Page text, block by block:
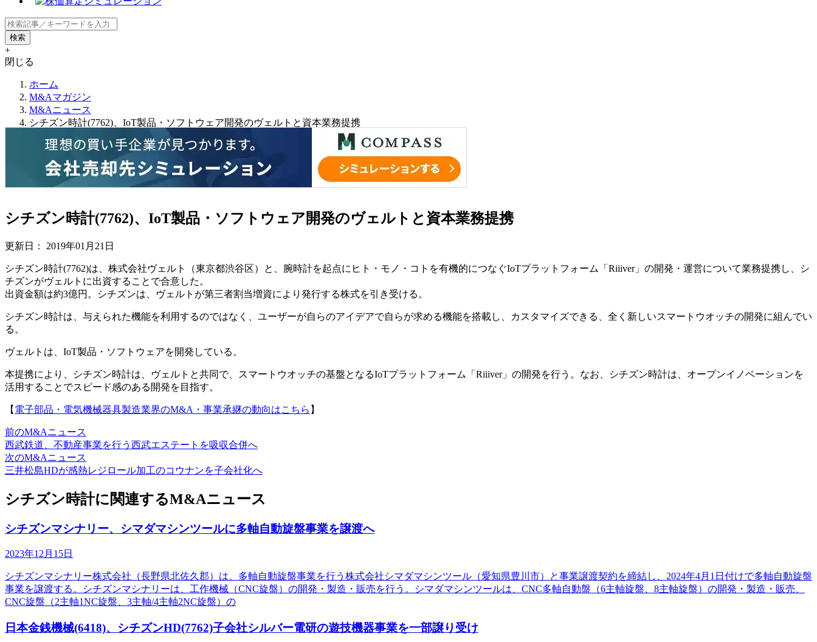
+
閉じる
ホーム
M&Aマガジン
M&Aニュース
シチズン時計(7762)、IoT製品・ソフトウェア開発のヴェルトと資本業務提携
シチズン時計(7762)、IoT製品・ソフトウェア開発のヴェルトと資本業務提携
更新日： 2019年01月21日
シチズン時計(7762)は、株式会社ヴェルト（東京都渋谷区）と、腕時計を起点にヒト・モノ・コトを有機的につなぐIoTプラットフォーム「Riiiver」の開発・運営について業務提携し、シ
チズンがヴェルトに出資することで合意した。
出資金額は約3億円。シチズンは、ヴェルトが第三者割当増資により発行する株式を引き受ける。
シチズン時計は、与えられた機能を利用するのではなく、ユーザーが自らのアイデアで自らが求める機能を搭載し、カスタマイズできる、全く新しいスマートウオッチの開発に組んでい
る。
ヴェルトは、IoT製品・ソフトウェアを開発している。
本提携により、シチズン時計は、ヴェルトと共同で、スマートウオッチの基盤となるIoTプラットフォーム「Riiiver」の開発を行う。なお、シチズン時計は、オープンイノベーションを
活用することでスピード感のある開発を目指す。
【 電子部品・電気機械器具製造業界のM&A・事業承継の動向はこちら 】
前のM&Aニュース
西武鉄道、不動産事業を行う西武エステートを吸収合併へ
次のM&Aニュース
三井松島HDが感熱レジロール加工のコウナンを子会社化へ
シチズン時計に関連するM&Aニュース
シチズンマシナリー、シマダマシンツールに多軸自動旋盤事業を譲渡へ
2023年12月15日
シチズンマシナリー株式会社（長野県北佐久郡）は、多軸自動旋盤事業を行う株式会社シマダマシンツール（愛知県豊川市）と事業譲渡契約を締結し、2024年4月1日付けで多軸自動旋盤
事業を譲渡する。シチズンマシナリーは、工作機械（CNC旋盤）の開発・製造・販売を行う。シマダマシンツールは、CNC多軸自動盤（6主軸旋盤、8主軸旋盤）の開発・製造・販売、
CNC旋盤（2主軸1NC旋盤、3主軸/4主軸2NC旋盤）の
日本金銭機械(6418)、シチズンHD(7762)子会社シルバー電研の遊技機器事業を一部譲り受け